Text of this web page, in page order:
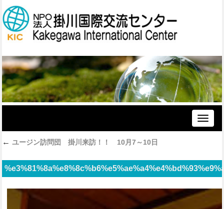
Toggle
← ユージン訪問団 掛川来訪！！ 10月7～10日